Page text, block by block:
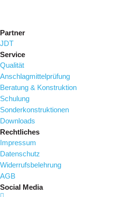
Partner
JDT
Service
Qualität
Anschlagmittelprüfung
Beratung & Konstruktion
Schulung
Sonderkonstruktionen
Downloads
Rechtliches
Impressum
Datenschutz
Widerrufsbelehrung
AGB
Social Media